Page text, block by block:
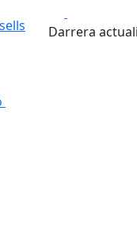
Darrera